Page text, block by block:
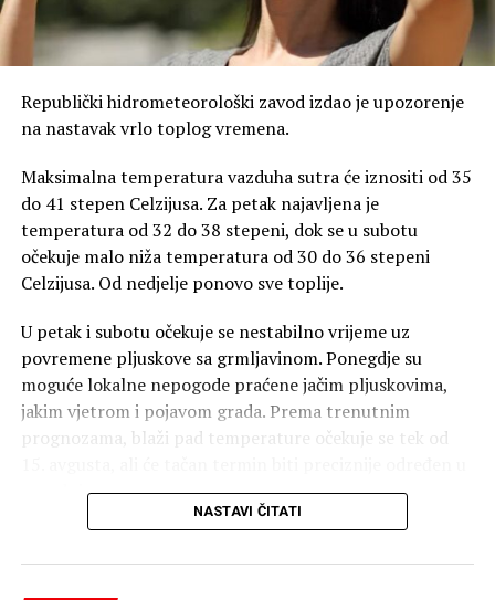
Republički hidrometeorološki zavod izdao je upozorenje
na nastavak vrlo toplog vremena.
Maksimalna temperatura vazduha sutra će iznositi od 35
do 41 stepen Celzijusa. Za petak najavljena je
temperatura od 32 do 38 stepeni, dok se u subotu
očekuje malo niža temperatura od 30 do 36 stepeni
Celzijusa. Od nedjelje ponovo sve toplije.
U petak i subotu očekuje se nestabilno vrijeme uz
povremene pljuskove sa grmljavinom. Ponegdje su
moguće lokalne nepogode praćene jačim pljuskovima,
jakim vjetrom i pojavom grada. Prema trenutnim
prognozama, blaži pad temperature očekuje se tek od
narednim prognozama.
NASTAVI ČITATI